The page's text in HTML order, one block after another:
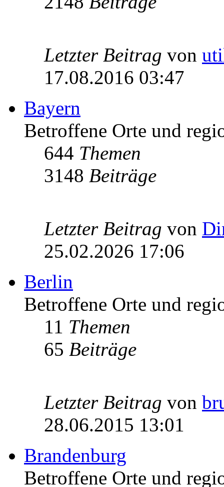
Letzter Beitrag von
17.08.2016 03:47
Bayern
Betroffene Orte und
644 Themen
3148 Beiträge
Letzter Beitrag von
25.02.2026 17:06
Berlin
Betroffene Orte und
11 Themen
65 Beiträge
Letzter Beitrag von
28.06.2015 13:01
Brandenburg
Betroffene Orte und